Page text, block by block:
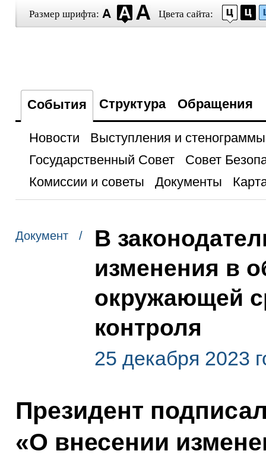
Размер шрифта: Цвета сайта:
События Структура Обращения
Новости
Выступления и стенограммы
Государственный Совет
Совет
Комиссии и советы
Документы
Документ /
В
изменения в
окружающей
контроля
25 декабря 2023
Президент
«О внесении